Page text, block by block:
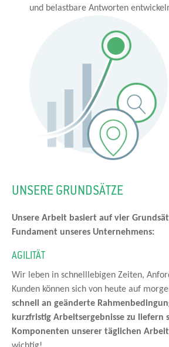
und belastbare Antworten
UNSERE GRUNDSÄTZE
Unsere Arbeit basiert auf vier
Fundament unseres Unternehmens:
AGILITÄT
Wir leben in schnelllebigen Zeiten,
Kunden können sich von heute auf
schnell an geänderte
kurzfristig Arbeitsergebnisse zu liefern
Komponenten unserer täglichen Arbeit